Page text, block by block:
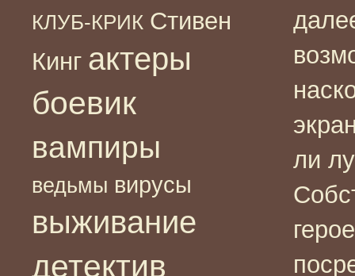
КЛУБ-КРИК Стивен
Кинг актеры
боевик
вампиры
ведьмы вирусы
выживание
детектив
ли